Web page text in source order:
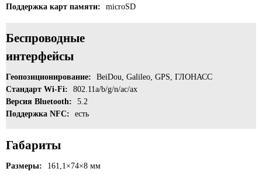
Поддержка карт памяти:
microSD
Беспроводные
интерфейсы
Геопозиционирование:
BeiDou, Galileo, GPS, ГЛОНАСС
Стандарт Wi-Fi:
802.11a/b/g/n/ac/ax
Версия Bluetooth:
5.2
Поддержка NFC:
есть
Габариты
Размеры:
161,1×74×8 мм